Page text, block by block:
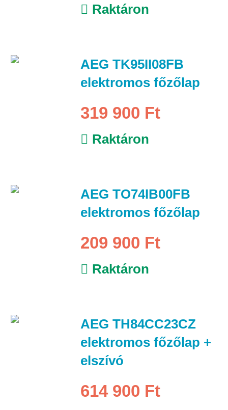
Raktáron
AEG TK95II08FB
elektromos főzőlap
319 900 Ft
Raktáron
AEG TO74IB00FB
elektromos főzőlap
209 900 Ft
Raktáron
AEG TH84CC23CZ
elektromos főzőlap +
elszívó
614 900 Ft